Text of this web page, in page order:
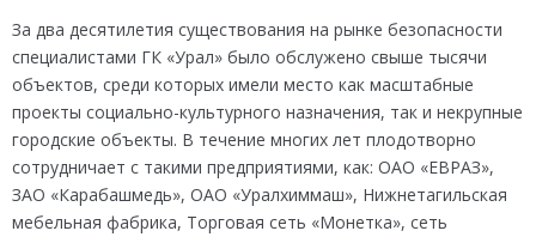
За два десятилетия существования на рынке безопасности
специалистами ГК «Урал» было обслужено свыше тысячи
объектов, среди которых имели место как масштабные
проекты социально-культурного назначения, так и некрупные
городские объекты. В течение многих лет плодотворно
сотрудничает с такими предприятиями, как: ОАО «ЕВРАЗ»,
ЗАО «Карабашмедь», ОАО «Уралхиммаш», Нижнетагильская
мебельная фабрика, Торговая сеть «Монетка», сеть